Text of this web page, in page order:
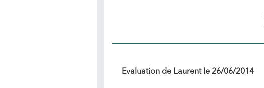
Evaluation de Laurentle 26/06/2014